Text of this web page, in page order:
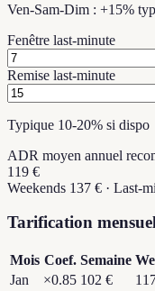
Ven-Sam-Dim : +15%
Fenêtre last-minute
Remise last-minute
Typique 10-20% si dispo
ADR moyen annuel
119 €
Weekends 137 € · Last-
Tarification
Mois Coef. Semaine
Jan
×0.85 102 €